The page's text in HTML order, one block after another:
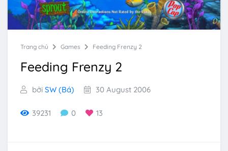
Trang chủ Games Feeding Frenzy 2
Feeding Frenzy 2
bởi SW (Bá) 30 August 2006
39231 0 13